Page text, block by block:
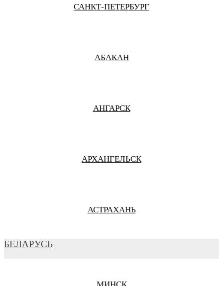
САНКТ-ПЕТЕРБУРГ
АБАКАН
АНГАРСК
АРХАНГЕЛЬСК
АСТРАХАНЬ
БЕЛАРУСЬ